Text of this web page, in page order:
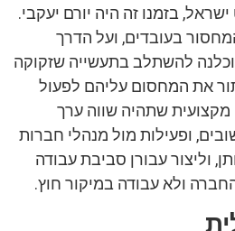
בזמנו זה היה יורם יעקבי.
בעובדים, ועל הדרך
להשתלב בתעשייה שזקוקה
את המחסום עליהם לפעול
שתהיה שווה ערך
ופעילות מול מנהלי חברות
וליצור עבורן סביבת עבודה
ולא עבודה במיקור חוץ.